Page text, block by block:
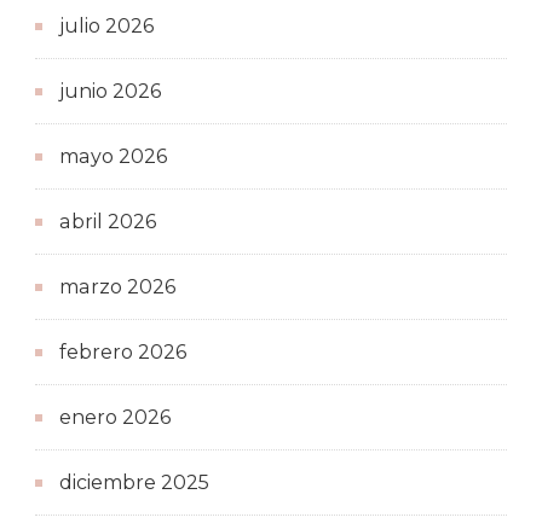
julio 2026
junio 2026
mayo 2026
abril 2026
marzo 2026
febrero 2026
enero 2026
diciembre 2025